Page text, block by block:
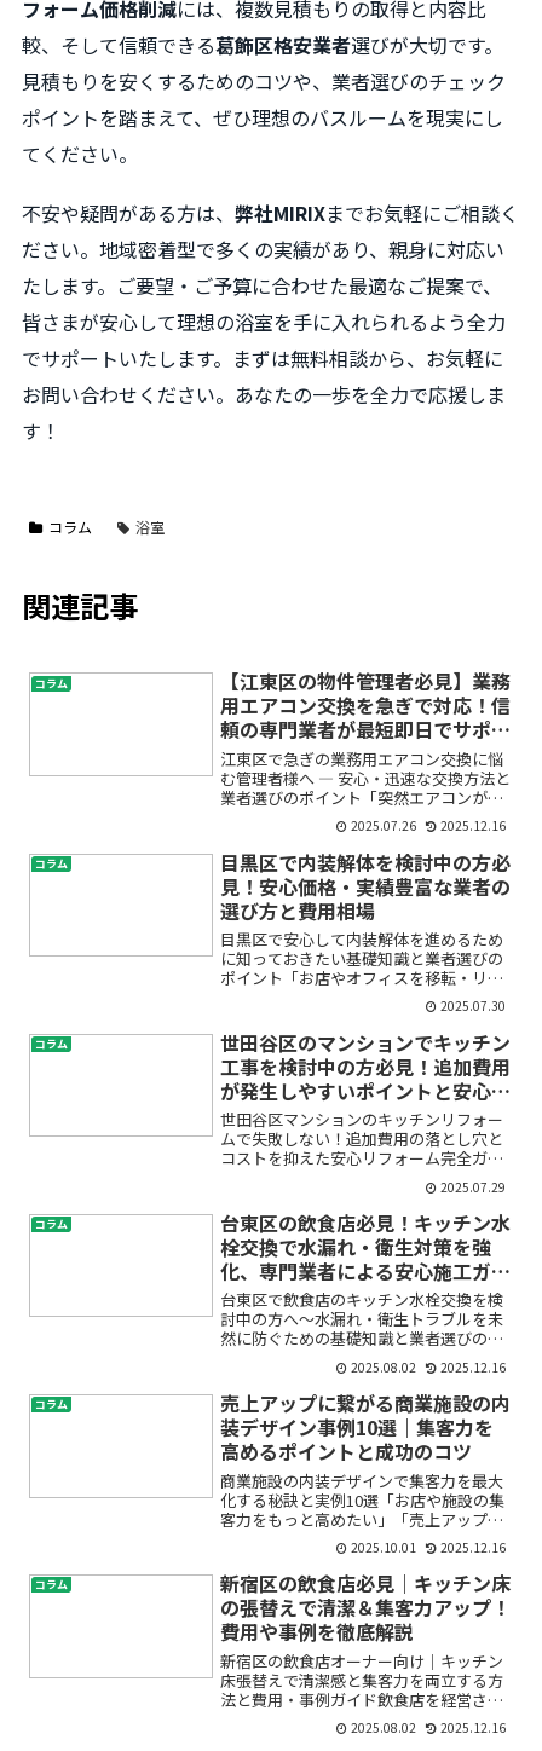
フォーム価格削減には、複数見積もりの取得と内容比
較、そして信頼できる葛飾区格安業者選びが大切です。
見積もりを安くするためのコツや、業者選びのチェック
ポイントを踏まえて、ぜひ理想のバスルームを現実にし
てください。
不安や疑問がある方は、 弊社MIRIXまでお気軽にご相談く
ださい。地域密着型で多くの実績があり、親身に対応い
たします。ご要望・ご予算に合わせた最適なご提案で、
皆さまが安心して理想の浴室を手に入れられるよう全力
でサポートいたします。まずは無料相談から、お気軽に
お問い合わせください。あなたの一歩を全力で応援しま
す！
コラム 浴室
関連記事
コラム
【江東区の物件管理者必見】業務
用エアコン交換を急ぎで対応！信
頼の専門業者が最短即日でサポー
ト
江東区で急ぎの業務用エアコン交換に悩
む管理者様へ ― 安心・迅速な交換方法と
業者選びのポイント「突然エアコンが動
かなくなってしまった」「入居者やテナ
ントから至急の対応を求められている」
「どこに頼めばよいか分からず不安」
——江東区で物件管理を...
2025.07.26 2025.12.16
コラム
目黒区で内装解体を検討中の方必
見！安心価格・実績豊富な業者の
選び方と費用相場
目黒区で安心して内装解体を進めるため
に知っておきたい基礎知識と業者選びの
ポイント「お店やオフィスを移転・リニ
ューアルしたいけれど、内装解体ってど
う進めたら良いの？費用や流れ、信頼で
きる業者を見極めるコツは？」 初めての
内装解体は、わからない...
2025.07.30
コラム
世田谷区のマンションでキッチン
工事を検討中の方必見！追加費用
が発生しやすいポイントと安心リ
フォームのコツ5選
世田谷区マンションのキッチンリフォー
ムで失敗しない！追加費用の落とし穴と
コストを抑えた安心リフォーム完全ガイ
ドキッチンリフォームを検討すると、
「いくらかかるの？」「見積もりと最終
金額が違うって本当？」「信頼できる業
者ってどう選べばいいの？」...
2025.07.29
コラム
台東区の飲食店必見！キッチン水
栓交換で水漏れ・衛生対策を強
化、専門業者による安心施工ガイ
ド
台東区で飲食店のキッチン水栓交換を検
討中の方へ〜水漏れ・衛生トラブルを未
然に防ぐための基礎知識と業者選びのポ
イント「キッチンの水栓から水がポタポ
タ漏れている…」「最近、蛇口の動きが
固い」「衛生面が気になるけど、どう対
策したらいいの？」台東区...
2025.08.02 2025.12.16
コラム
売上アップに繋がる商業施設の内
装デザイン事例10選｜集客力を
高めるポイントと成功のコツ
商業施設の内装デザインで集客力を最大
化する秘訣と実例10選「お店や施設の集
客力をもっと高めたい」「売上アップの
ために内装デザインを見直すべきか悩ん
でいる」とお考えの方は多いのではない
でしょうか。商業施設の内装デザイン
は、お客様に「行ってみた...
2025.10.01 2025.12.16
コラム
新宿区の飲食店必見｜キッチン床
の張替えで清潔＆集客力アップ！
費用や事例を徹底解説
新宿区の飲食店オーナー向け｜キッチン
床張替えで清潔感と集客力を両立する方
法と費用・事例ガイド飲食店を経営され
ている方の多くが「キッチン床が滑りや
すい」「汚れや傷が目立つ」「衛生管理
2025.08.02 2025.12.16